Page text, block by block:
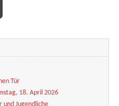
Tür
18. April 2026
Jugendliche